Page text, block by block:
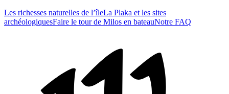
Les richesses naturelles de l’îleLa Plaka et les sites
archéologiquesFaire le tour de Milos en bateauNotre FAQ